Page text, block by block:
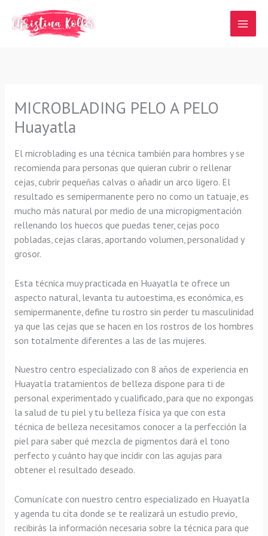
contenido
MICROBLADING PELO A PELO
Huayatla
El microblading es una técnica también para hombres y se
recomienda para personas que quieran cubrir o rellenar
cejas, cubrir pequeñas calvas o añadir un arco ligero. El
resultado es semipermanente pero no como un tatuaje, es
mucho más natural por medio de una micropigmentación
rellenando los huecos que puedas tener, cejas poco
pobladas, cejas claras, aportando volumen, personalidad y
grosor.
Esta técnica muy practicada en Huayatla te ofrece un
aspecto natural, levanta tu autoestima, es económica, es
semipermanente, define tu rostro sin perder tu masculinidad
ya que las cejas que se hacen en los rostros de los hombres
son totalmente diferentes a las de las mujeres.
Nuestro centro especializado con 8 años de experiencia en
Huayatla tratamientos de belleza dispone para ti de
personal experimentado y cualificado, para que no expongas
la salud de tu piel y tu belleza física ya que con esta
técnica de belleza necesitamos conocer a la perfección la
piel para saber qué mezcla de pigmentos dará el tono
perfecto y cuánto hay que incidir con las agujas para
obtener el resultado deseado.
Comunícate con nuestro centro especializado en Huayatla
y agenda tu cita donde se te realizará un estudio previo,
recibirás la información necesaria sobre la técnica para que